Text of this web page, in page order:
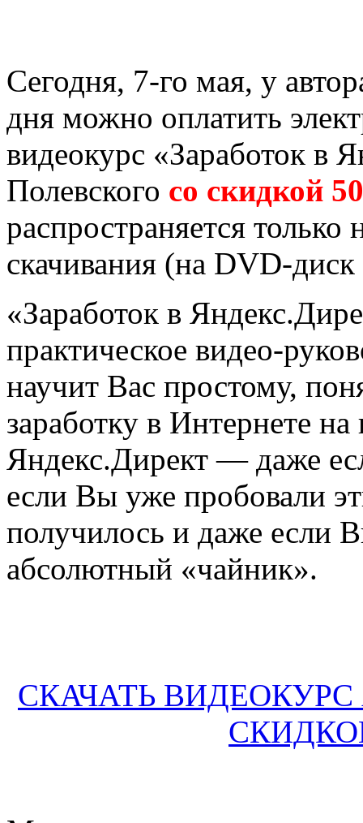
Сегодня, 7-го мая, у
дня можно оплатить
видеокурс «Заработок в
Полевского со скидкой
распространяется
скачивания (на DVD-
«Заработок в
практическое видео-
научит Вас простому,
заработку в Интернете
Яндекс.Директ — даже
если Вы уже пробовали
получилось и даже если
абсолютный «чайник».
СКАЧАТЬ